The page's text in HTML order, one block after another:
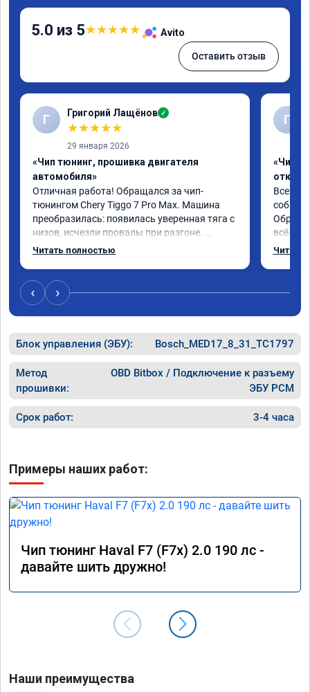
5.0 из 5★★★★★ Avito
Оставить отзыв
Г Григорий Лащёнов ✓
★★★★★
29 января 2026
«Чип тюнинг, прошивка двигателя
автомобиля»
Отличная работа! Обращался за чип-
тюнингом Chery Tiggo 7 Pro Max. Машина
преобразилась: появилась уверенная тяга с
низов, исчезли провалы при разгоне.
Расход в спокойном режиме даже немного
всем, кто сомневается.
Читать полностью
Г
«Чип
Всем
всё в
Читать
‹ ›
Блок управления (ЭБУ): Bosch_MED17_8_31_TC1797
Метод
прошивки:
OBD Bitbox / Подключение к разъему
ЭБУ PCM
Срок работ: 3-4 часа
Примеры наших работ:
Чип тюнинг Haval F7 (F7x) 2.0 190 лс -
давайте шить дружно!
Наши преимущества